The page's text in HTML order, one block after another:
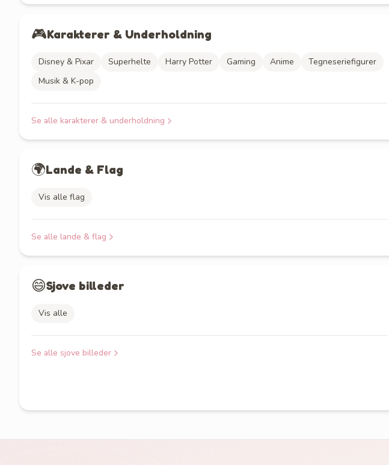
🎮Karakterer & Underholdning
Disney & Pixar Superhelte Harry Potter Gaming Anime
Tegneseriefigurer
Musik & K-pop
Se alle karakterer & underholdning
🌍Lande & Flag
Vis alle flag
Se alle lande & flag
😄Sjove billeder
Vis alle
Se alle sjove billeder